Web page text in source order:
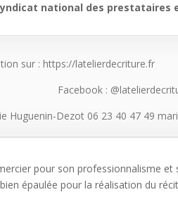
national des prestataires
sur : https://latelierdecriture.fr
Facebook :
Huguenin-Dezot 06 23 40 47 49
pour son professionnalisme
épaulée pour la réalisation du